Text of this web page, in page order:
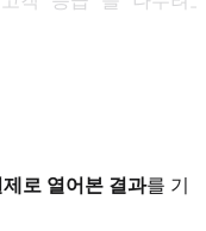
제로 열어본 결과를 기